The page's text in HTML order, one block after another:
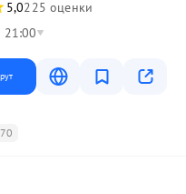
5,0225 оценки
21:00